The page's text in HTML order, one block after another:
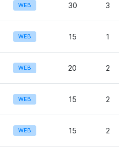
WEB 30 3
WEB 15 1
WEB 20 2
WEB 15 2
WEB 15 2